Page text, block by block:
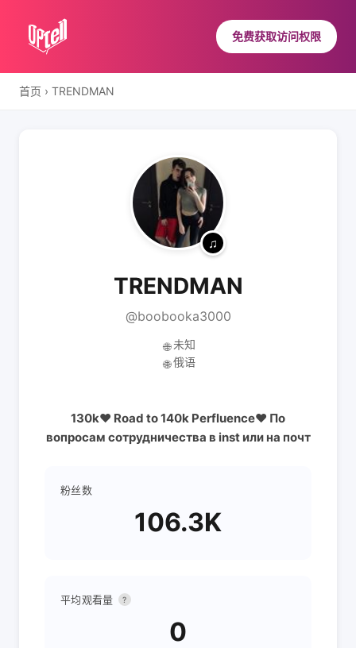
免费获取访问权限
首页 › ТRENDMAN
ТRENDMAN
@boobooka3000
🌐 未知
🌐 俄语
130k❤️ Road to 140k Perfluence❤️ По
вопросам сотрудничества в inst или на почт
粉丝数
106.3K
平均观看量 ?
0